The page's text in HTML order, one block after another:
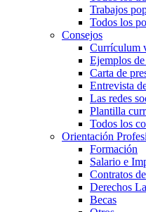
Trabajos
Todos los
Consejos
Currículum
Ejemplos
Carta de
Entrevista
Las redes
Plantilla
Todos los
Orientación
Formación
Salario e
Contratos
Derechos
Becas